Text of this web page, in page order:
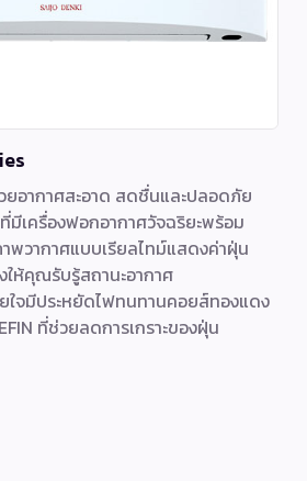
อากาศสะอาด สดชื่นและปลอดภัย
มีเครื่องฟอกอากาศวัจฉริยะพร้อม
พวากาศแบบเรียลไทม์แสดงค่าฝุ่น
ให้คุณรับรู้สถานะอากาศ
ใจมีประหยัดไฟทนทานคอยส์ทองแดง
ที่ช่วยลดการเกราะของฝุ่น